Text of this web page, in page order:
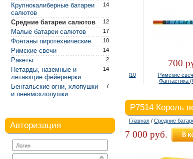
14
Крупнокалиберные батареи
салютов
12
Средние батареи салютов
17
Малые батареи салютов
10
Фонтаны пиротехнические
14
Римские свечи
2
Ракеты
14
Петарды, наземные и
летающие фейерверки
7
Бенгальские огни, хлопушки
и пневмохлопушки
Авторизация
300 руб.
Фонтан настольный Р4810
(упаковка 4 шт.)
700
Римские свечи
Фантастика
Р7514 Король
Главная / Средние
7 000 руб.